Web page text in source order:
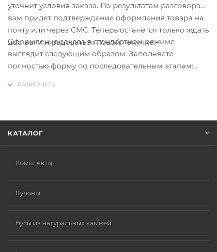
уточнит условия заказа. По результатам разговора
вам придет подтверждение оформления товара на
почту или через СМС. Теперь останется только ждать
доставки и радоваться новой покупке.
Оформление заказа в стандартном режиме
выглядит следующим образом. Заполняете
полностью форму по последовательным этапам:
КАТАЛОГ
Комплекты
Кулоны
Бусы из натуральных камней